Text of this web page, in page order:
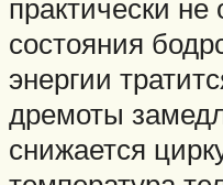
практически не
состояния
энергии
дремоты
снижается